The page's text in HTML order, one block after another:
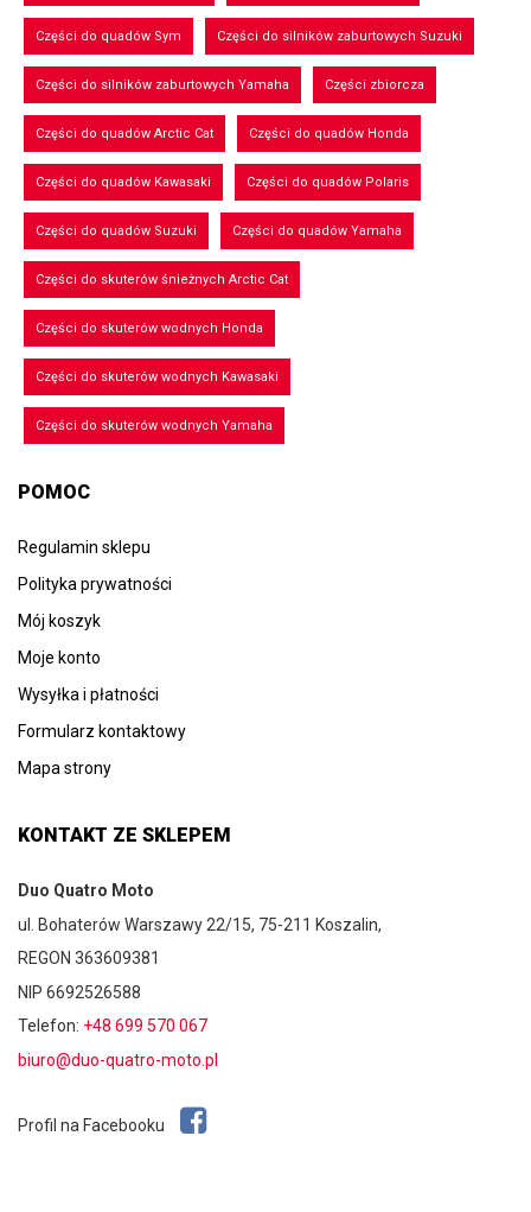
Części do quadów Sym Części do silników zaburtowych Suzuki
Części do silników zaburtowych Yamaha Części zbiorcza
Części do quadów Arctic Cat Części do quadów Honda
Części do quadów Kawasaki Części do quadów Polaris
Części do quadów Suzuki Części do quadów Yamaha
Części do skuterów śnieżnych Arctic Cat
Części do skuterów wodnych Honda
Części do skuterów wodnych Kawasaki
Części do skuterów wodnych Yamaha
POMOC
Regulamin sklepu
Polityka prywatności
Mój koszyk
Moje konto
Wysyłka i płatności
Formularz kontaktowy
Mapa strony
KONTAKT ZE SKLEPEM
Duo Quatro Moto
ul. Bohaterów Warszawy 22/15, 75-211 Koszalin,
REGON 363609381
NIP 6692526588
Telefon: +48 699 570 067
biuro@duo-quatro-moto.pl
Profil na Facebooku